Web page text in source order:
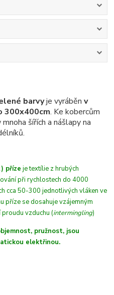
barvyje vyráběnv
300x400cm. Ke kobercům
šířích a nášlapy na
příze je textílie z hrubých
při rychlostech do 4000
cca 50-300 jednotlivých vláken ve
příze se dosahuje vzájemným
vzduchu (intermingling)
pružnost, jsou
elektřinou.